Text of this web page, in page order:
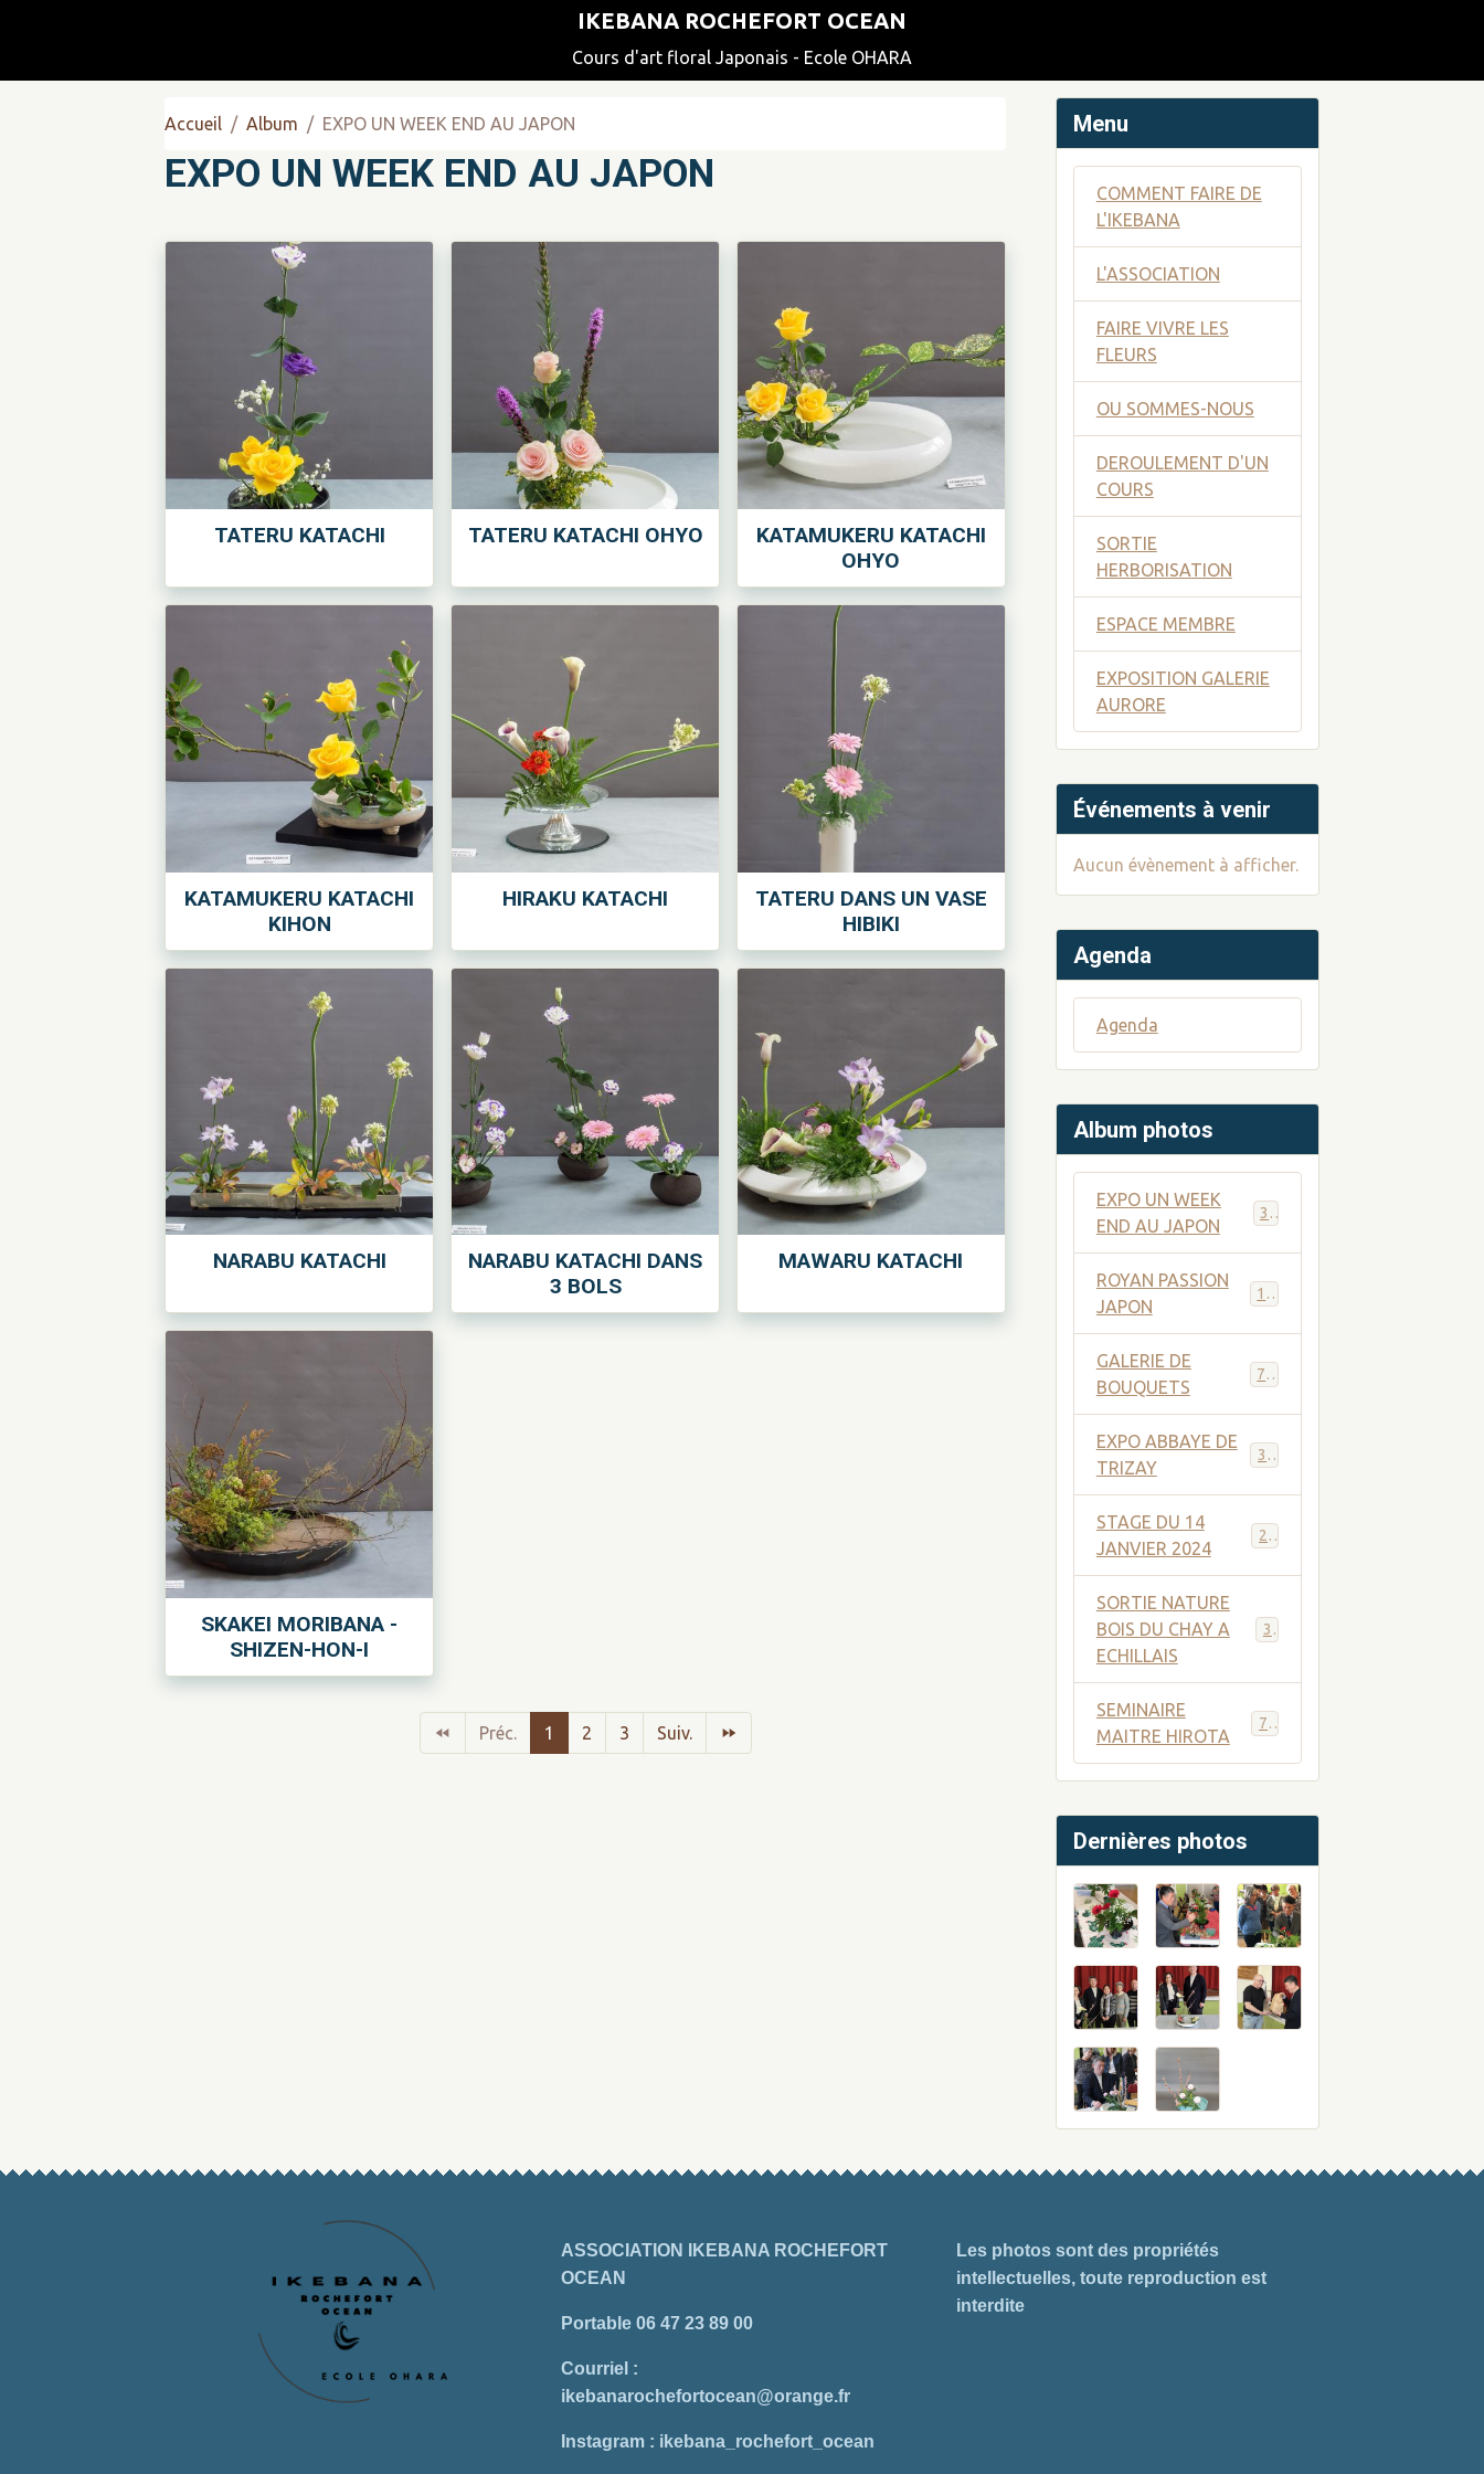
IKEBANA ROCHEFORT OCEAN
Cours d'art floral Japonais - Ecole OHARA
Accueil Album EXPO UN WEEK END AU JAPON
EXPO UN WEEK END AU JAPON
TATERU KATACHI TATERU KATACHI OHYO
KATAMUKERU KATACHI
OHYO
KATAMUKERU KATACHI
KIHON
HIRAKU KATACHI
TATERU DANS UN VASE
HIBIKI
NARABU KATACHI
NARABU KATACHI DANS
3 BOLS
MAWARU KATACHI
SKAKEI MORIBANA -
SHIZEN-HON-I
Préc. 1 2 3 Suiv.
Menu
COMMENT FAIRE DE
L'IKEBANA
L'ASSOCIATION
FAIRE VIVRE LES
FLEURS
OU SOMMES-NOUS
DEROULEMENT D'UN
COURS
SORTIE
HERBORISATION
ESPACE MEMBRE
EXPOSITION GALERIE
AURORE
Événements à venir
Aucun évènement à afficher.
Agenda
Agenda
Album photos
EXPO UN WEEK
END AU JAPON
31
ROYAN PASSION
JAPON
10
GALERIE DE
BOUQUETS
74
EXPO ABBAYE DE
TRIZAY
34
STAGE DU 14
JANVIER 2024
29
SORTIE NATURE
BOIS DU CHAY A
ECHILLAIS
33
SEMINAIRE
MAITRE HIROTA
75
Dernières photos
ASSOCIATION IKEBANA ROCHEFORT
OCEAN
Portable 06 47 23 89 00
Courriel :
ikebanarochefortocean@orange.fr
Instagram : ikebana_rochefort_ocean
Les photos sont des propriétés
intellectuelles, toute reproduction est
interdite